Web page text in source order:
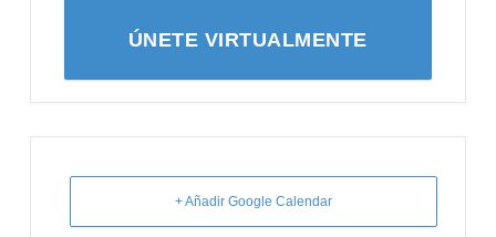
ÚNETE VIRTUALMENTE
+ Añadir Google Calendar